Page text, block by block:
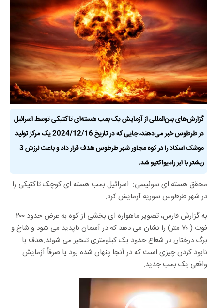
گزارش‌های بین‌المللی از آزمایش یک بمب هسته‌ای تاکتیکی توسط اسرائیل
در طرطوس خبر می‌دهند، جایی که در تاریخ 2024/12/16 یک مرکز تولید
موشک اسکاد را در کوه مجاور شهر طرطوس هدف قرار داد و باعث لرزش 3
ریشتر با ابر رادیواکتیو شد.
محقق هسته ای سوئیسی: اسرائیل بمب هسته ای کوچک تاکتیکی را
در شهر طرطوس سوریه آزمایش کرد.
به گزارش فارس، تصویر ماهواره ای بخشی از کوه به عرض حدود ۲۰۰
فوت ( ٧٠ متر) را نشان می دهد که در آسمان ناپدید می شود و شاخ و
برگ درختان در شعاع حدود یک کیلومتری تبخیر می شوند.هدف یا
نابود کردن چیزی است که در آنجا پنهان شده بود یا صرفاً آزمایش
واقعی یک بمب جدید.